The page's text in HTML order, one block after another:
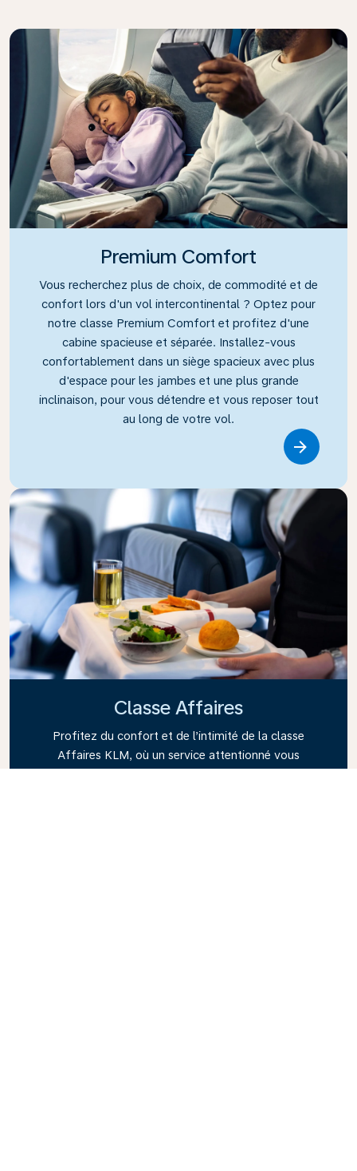
Premium Comfort
Vous recherchez plus de choix, de commodité et de
confort lors d'un vol intercontinental ? Optez pour
notre classe Premium Comfort et profitez d'une
cabine spacieuse et séparée. Installez-vous
confortablement dans un siège spacieux avec plus
d'espace pour les jambes et une plus grande
inclinaison, pour vous détendre et vous reposer tout
au long de votre vol.
Classe Affaires
Profitez du confort et de l’intimité de la classe
Affaires KLM, où un service attentionné vous